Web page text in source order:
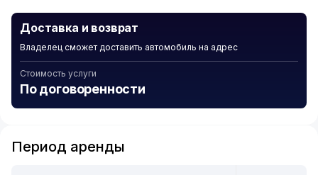
Доставка и возврат
Владелец сможет доставить автомобиль на адрес
Стоимость услуги
По договоренности
Период аренды